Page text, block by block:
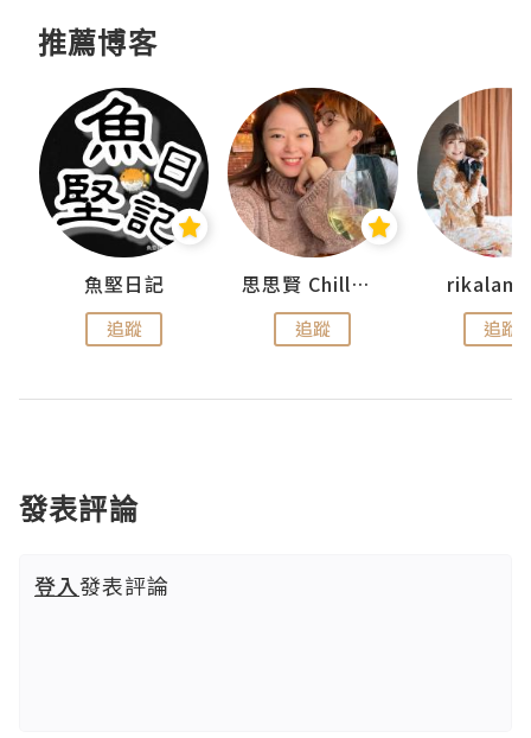
推薦博客
魚堅日記
追蹤
思思賢 ChillMyBabe
追蹤 追蹤
發表評論
登入發表評論